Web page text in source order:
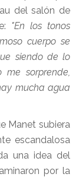
del salón de
"En los tonos
cuerpo se
siendo de lo
sorprende,
mucha agua
Manet subiera
escandalosa
una idea del
por la